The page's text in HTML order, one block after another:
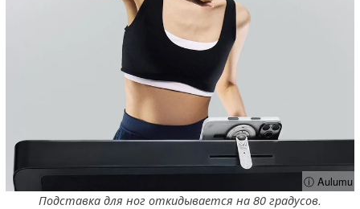
ⓘ Aulumu
Подставка для ног откидывается на 80 градусов.